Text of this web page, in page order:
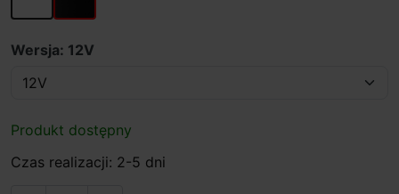
Wersja: 12V
Produkt dostępny
Czas realizacji: 2-5 dni